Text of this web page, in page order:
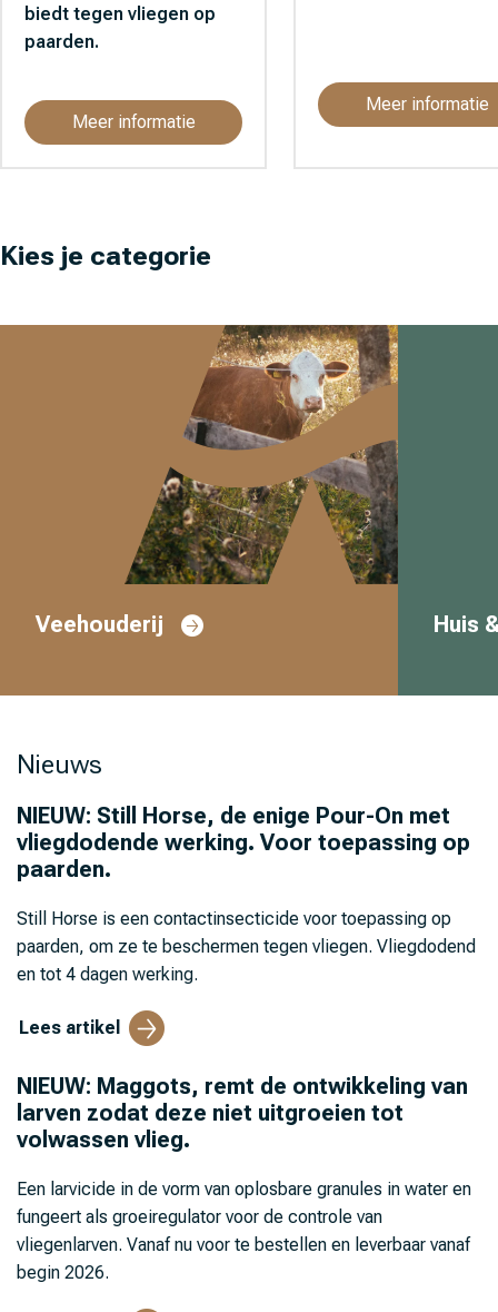
biedt tegen vliegen op
paarden.
Meer informatie
Meer informatie
Kies je categorie
Veehouderij Huis
Nieuws
NIEUW: Still Horse, de enige Pour-On met
vliegdodende werking. Voor toepassing op
paarden.
Still Horse is een contactinsecticide voor toepassing op
paarden, om ze te beschermen tegen vliegen. Vliegdodend
en tot 4 dagen werking.
Lees artikel
NIEUW: Maggots, remt de ontwikkeling van
larven zodat deze niet uitgroeien tot
volwassen vlieg.
Een larvicide in de vorm van oplosbare granules in water en
fungeert als groeiregulator voor de controle van
vliegenlarven. Vanaf nu voor te bestellen en leverbaar vanaf
begin 2026.